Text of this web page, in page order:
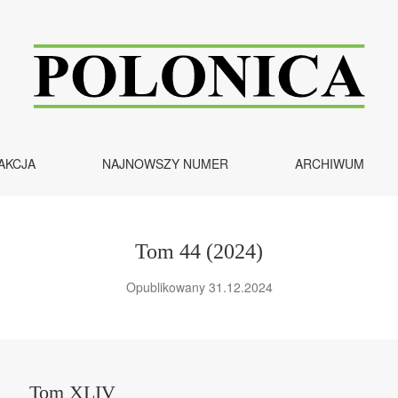
NAJNOWSZY NUMER ARCHIWUM
Tom 44 (2024)
Opublikowany 31.12.2024
Tom XLIV